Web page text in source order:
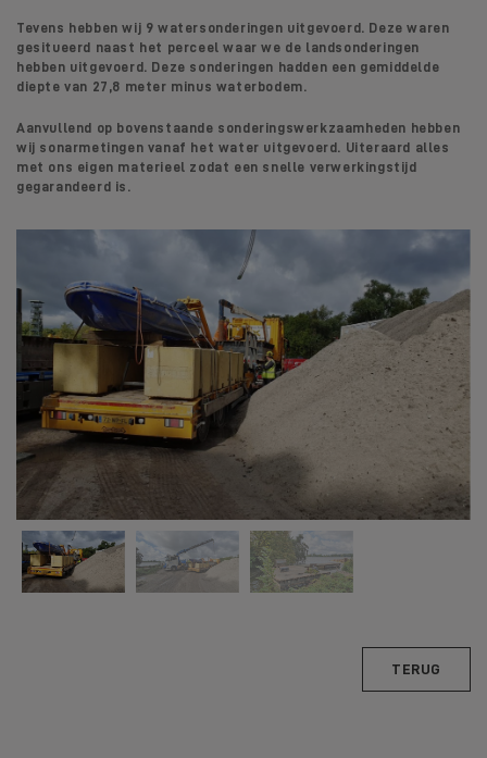
Tevens hebben wij 9 watersonderingen uitgevoerd. Deze waren
gesitueerd naast het perceel waar we de landsonderingen
hebben uitgevoerd. Deze sonderingen hadden een gemiddelde
diepte van 27,8 meter minus waterbodem.
Aanvullend op bovenstaande sonderingswerkzaamheden hebben
wij sonarmetingen vanaf het water uitgevoerd. Uiteraard alles
met ons eigen materieel zodat een snelle verwerkingstijd
gegarandeerd is.
TERUG